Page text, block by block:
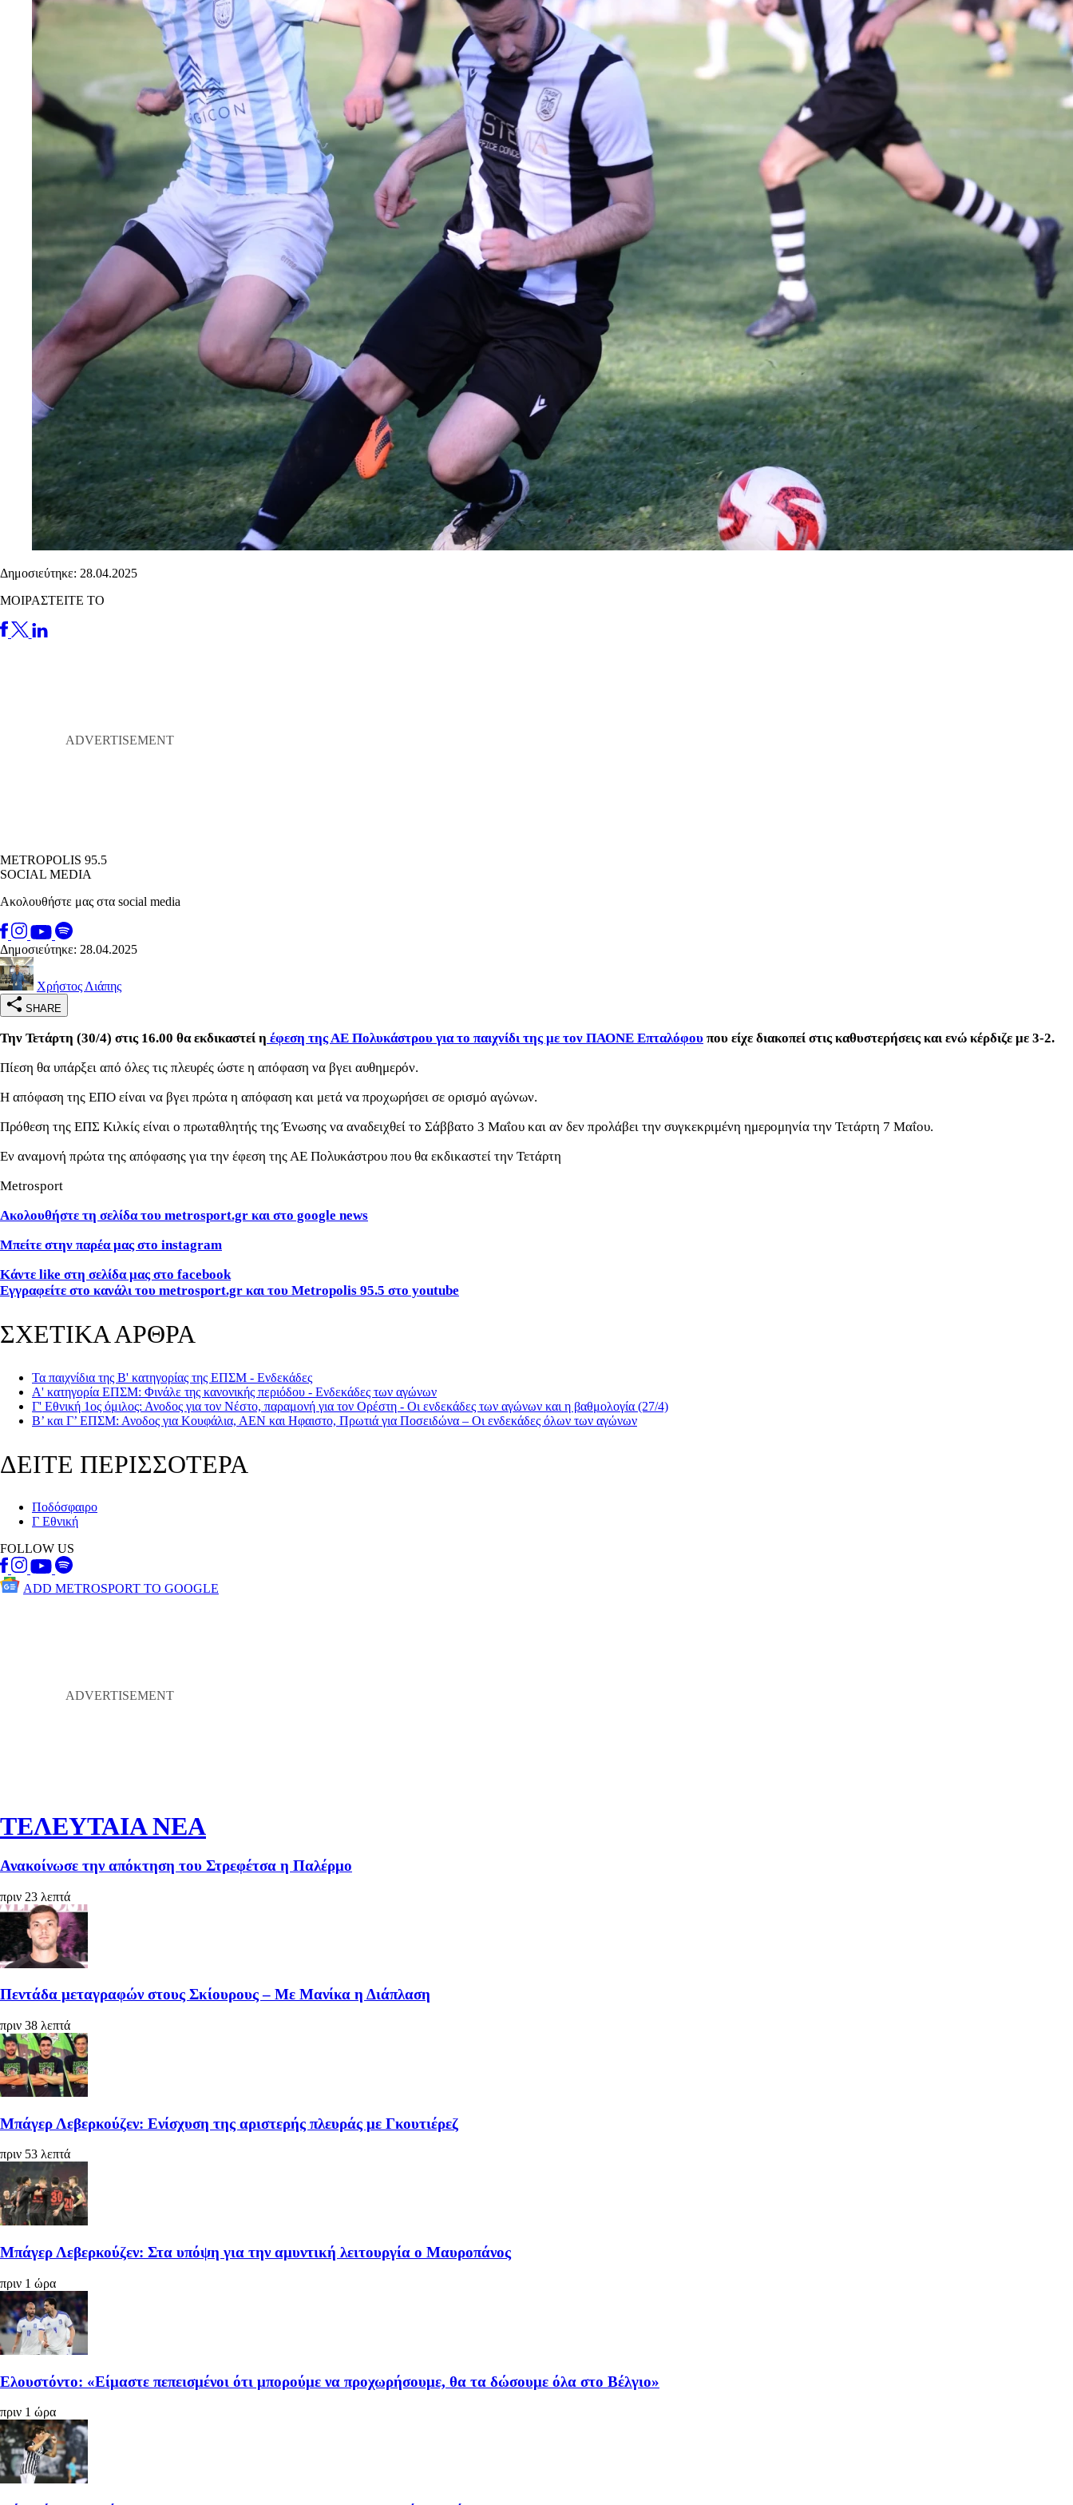
Δημοσιεύτηκε: 28.04.2025
ΜΟΙΡΑΣΤΕΙΤΕ ΤΟ
METROPOLIS 95.5
SOCIAL MEDIA
Ακολουθήστε μας στα social media
Δημοσιεύτηκε: 28.04.2025
Χρήστος Λιάπης
SHARE
Την Τετάρτη (30/4) στις 16.00 θα εκδικαστεί η έφεση της ΑΕ Πολυκάστρου για το παιχνίδι της με τον ΠΑΟΝΕ Επταλόφου που είχε διακοπεί στις καθυστερήσεις και ενώ κέρδιζε με 3-2.
Πίεση θα υπάρξει από όλες τις πλευρές ώστε η απόφαση να βγει αυθημερόν.
Η απόφαση της ΕΠΟ είναι να βγει πρώτα η απόφαση και μετά να προχωρήσει σε ορισμό αγώνων.
Πρόθεση της ΕΠΣ Κιλκίς είναι ο πρωταθλητής της Ένωσης να αναδειχθεί το Σάββατο 3 Μαΐου και αν δεν προλάβει την συγκεκριμένη ημερομηνία την Τετάρτη 7 Μαΐου.
Εν αναμονή πρώτα της απόφασης για την έφεση της ΑΕ Πολυκάστρου που θα εκδικαστεί την Τετάρτη
Metrosport
Ακολουθήστε τη σελίδα του metrosport.gr και στο google news
Μπείτε στην παρέα μας στο instagram
Κάντε like στη σελίδα μας στο facebook
Εγγραφείτε στο κανάλι του metrosport.gr και του Metropolis 95.5 στο youtube
ΣΧΕΤΙΚΑ ΑΡΘΡΑ
Τα παιχνίδια της Β' κατηγορίας της ΕΠΣΜ - Ενδεκάδες
Α' κατηγορία ΕΠΣΜ: Φινάλε της κανονικής περιόδου - Ενδεκάδες των αγώνων
Γ' Εθνική 1ος όμιλος: Ανοδος για τον Νέστο, παραμονή για τον Ορέστη - Οι ενδεκάδες των αγώνων και η βαθμολογία (27/4)
Β’ και Γ’ ΕΠΣΜ: Ανοδος για Κουφάλια, ΑΕΝ και Ηφαιστο, Πρωτιά για Ποσειδώνα – Οι ενδεκάδες όλων των αγώνων
ΔΕΙΤΕ ΠΕΡΙΣΣΟΤΕΡΑ
Ποδόσφαιρο
Γ Εθνική
FOLLOW US
ADD METROSPORT TO GOOGLE
ΤΕΛΕΥΤΑΙΑ ΝΕΑ
Ανακοίνωσε την απόκτηση του Στρεφέτσα η Παλέρμο
πριν 23 λεπτά
Πεντάδα μεταγραφών στους Σκίουρους – Με Μανίκα η Διάπλαση
πριν 38 λεπτά
Μπάγερ Λεβερκούζεν: Ενίσχυση της αριστερής πλευράς με Γκουτιέρεζ
πριν 53 λεπτά
Μπάγερ Λεβερκούζεν: Στα υπόψη για την αμυντική λειτουργία ο Μαυροπάνος
πριν 1 ώρα
Ελουστόντο: «Είμαστε πεπεισμένοι ότι μπορούμε να προχωρήσουμε, θα τα δώσουμε όλα στο Βέλγιο»
πριν 1 ώρα